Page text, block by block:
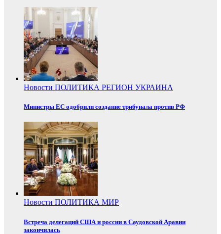
Новости ПОЛИТИКА РЕГИОН УКРАИНА
Министры ЕС одобрили создание трибунала против РФ
Новости ПОЛИТИКА МИР
Встреча делегаций США и россии в Саудовской Аравии
закончилась